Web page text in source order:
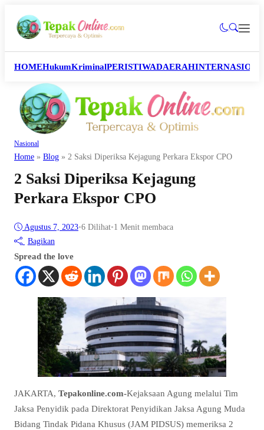
HOMEHukumKriminalPERISTIWADAERAH
Nasional
Home » Blog » 2 Saksi Diperiksa Kejagung Perkara Ekspor CPO
2 Saksi Diperiksa Kejagung
Perkara Ekspor CPO
Agustus 7, 2023•6 Dilihat•1 Menit membaca
Bagikan
Spread the love
JAKARTA, Tepakonline.com-Kejaksaan Agung melalui Tim
Jaksa Penyidik pada Direktorat Penyidikan Jaksa Agung Muda
Bidang Tindak Pidana Khusus (JAM PIDSUS) memeriksa 2